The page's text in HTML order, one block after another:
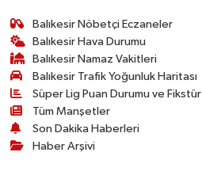
Balıkesir Nöbetçi Eczaneler
Balıkesir Hava Durumu
Balıkesir Namaz Vakitleri
Balıkesir Trafik Yoğunluk Haritası
Süper Lig Puan Durumu ve Fikstür
Tüm Manşetler
Son Dakika Haberleri
Haber Arşivi